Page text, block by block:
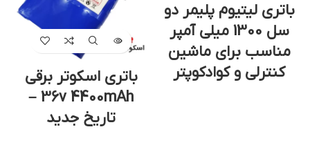
باتری لیتیوم پلیمر دو
سل 1300 میلی آمپر
مناسب برای ماشین
کنترلی و کوادکوپتر
باتری اسکوتر برقی
36v 4400mAh –
تاریخ جدید